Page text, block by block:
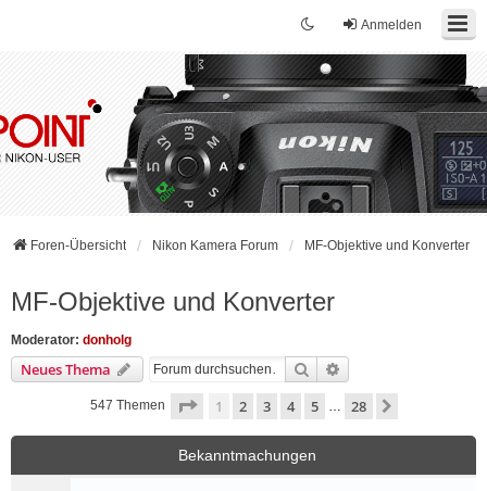
Anmelden
Foren-Übersicht Nikon Kamera Forum MF-Objektive und Konverter
MF-Objektive und Konverter
Moderator: donholg
Neues Thema Suche
547 Themen Seite 1von 28
1 2 3 4 5 … 28
Bekanntmachungen